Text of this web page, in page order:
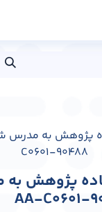
پژوهش